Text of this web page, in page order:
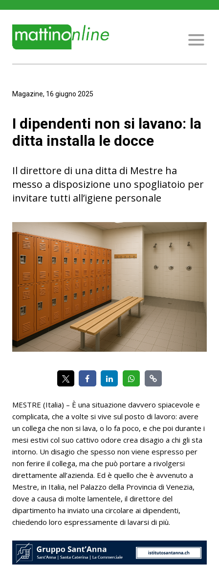
Magazine, 16 giugno 2025
I dipendenti non si lavano: la
ditta installa le docce
Il direttore di una ditta di Mestre ha
messo a disposizione uno spogliatoio per
invitare tutti all’igiene personale
MESTRE (Italia) – È una situazione davvero spiacevole e
complicata, che a volte si vive sul posto di lavoro: avere
un collega che non si lava, o lo fa poco, e che poi durante i
mesi estivi col suo cattivo odore crea disagio a chi gli sta
intorno. Un disagio che spesso non viene espresso per
non ferire il collega, ma che può portare a rivolgersi
direttamente all’azienda. Ed è quello che è avvenuto a
Mestre, in Italia, nel Palazzo della Provincia di Venezia,
dove a causa di molte lamentele, il direttore del
dipartimento ha inviato una circolare ai dipendenti,
chiedendo loro espressamente di lavarsi di più.